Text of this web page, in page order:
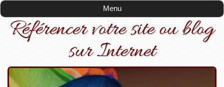
Menu
Référencer votre site ou blog
sur Internet